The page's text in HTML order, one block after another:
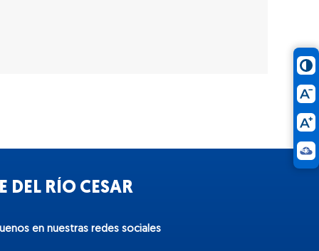
DEL RÍO CESAR
en nuestras redes sociales